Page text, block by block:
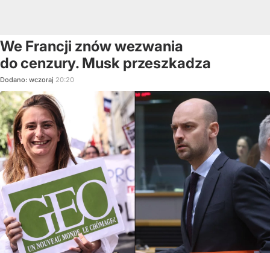
We Francji znów wezwania
do cenzury. Musk przeszkadza
Dodano: wczoraj 20:20